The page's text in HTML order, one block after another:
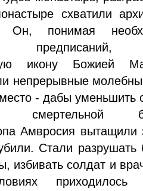
схватили
Он, понимая
предписаний,
икону Божией
непрерывные
- дабы уменьшить
смертельной
Амвросия вытащили
Стали разрушать
избивать солдат и
приходилось